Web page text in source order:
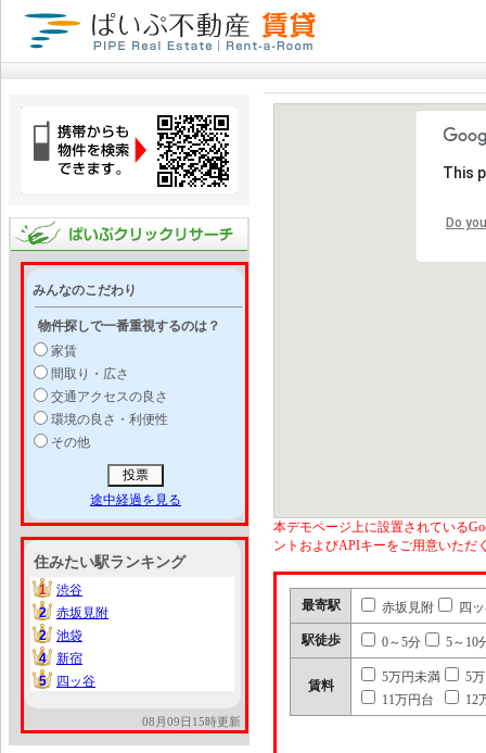
みんなのこだわり
物件探しで一番重視するのは？
家賃
間取り・広さ
交通アクセスの良さ
環境の良さ・利便性
その他
途中経過を見る
住みたい駅ランキング
1
1
渋谷
2
2
赤坂見附
2
2
池袋
4
4
新宿
5
5 四ッ谷
08月09日15時更新
This
Do
本デモページ上に設置されている
ントおよびAPIキーをご用意いただ
最寄駅 赤坂見附 四
駅徒歩 0～5分 5～10
賃料
5万円未満
5
11万円台
12